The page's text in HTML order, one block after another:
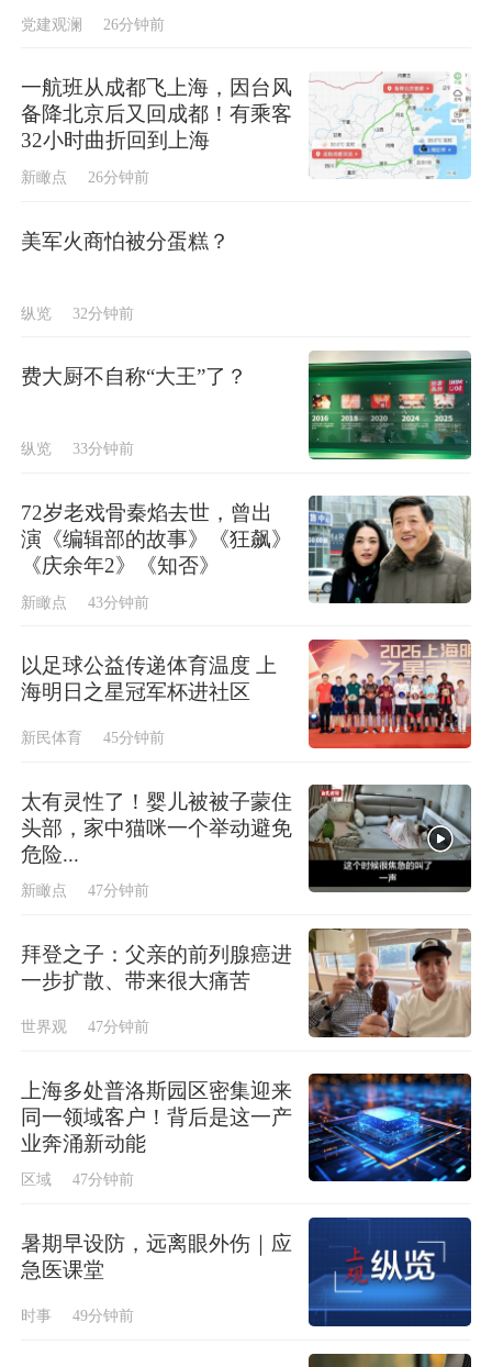
党建观澜 26分钟前
一航班从成都飞上海，因台风
备降北京后又回成都！有乘客
32小时曲折回到上海
新瞰点 26分钟前
美军火商怕被分蛋糕？
纵览 32分钟前
费大厨不自称“大王”了？
纵览 33分钟前
72岁老戏骨秦焰去世，曾出
演《编辑部的故事》《狂飙》
《庆余年2》《知否》
新瞰点 43分钟前
以足球公益传递体育温度 上
海明日之星冠军杯进社区
新民体育 45分钟前
太有灵性了！婴儿被被子蒙住
头部，家中猫咪一个举动避免
危险...
新瞰点 47分钟前
拜登之子：父亲的前列腺癌进
一步扩散、带来很大痛苦
世界观 47分钟前
上海多处普洛斯园区密集迎来
同一领域客户！背后是这一产
业奔涌新动能
区域 47分钟前
暑期早设防，远离眼外伤｜应
急医课堂
时事 49分钟前